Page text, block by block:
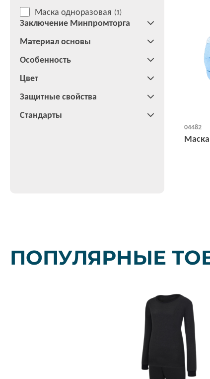
Маска одноразовая (1)
Заключение Минпромторга
Материал основы
Особенность
Цвет
Защитные свойства
Стандарты
04482
ПОПУЛЯРНЫЕ